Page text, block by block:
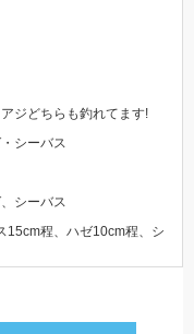
ジどちらも釣れてます!
シーバス
シーバス
15cm程、ハゼ10cm程、シ